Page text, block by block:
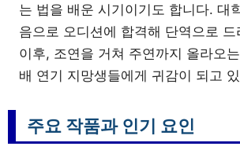
는 법을 배운 시기이기도 합니다. 대
음으로 오디션에 합격해 단역으로
이후, 조연을 거쳐 주연까지 올라오
배 연기 지망생들에게 귀감이 되고
주요 작품과 인기 요인